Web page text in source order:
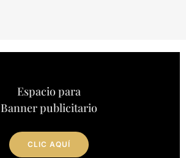
Espacio para
Banner publicitario
CLIC AQUÍ